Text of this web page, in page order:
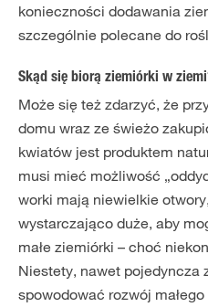
konieczności dodawania
szczególnie polecane do
Skąd się biorą ziemiórki w
Może się też zdarzyć, że
domu wraz ze świeżo
kwiatów jest produktem
musi mieć możliwość
worki mają niewielkie
wystarczająco duże, aby
małe ziemiórki – choć
Niestety, nawet pojedyncza
spowodować rozwój